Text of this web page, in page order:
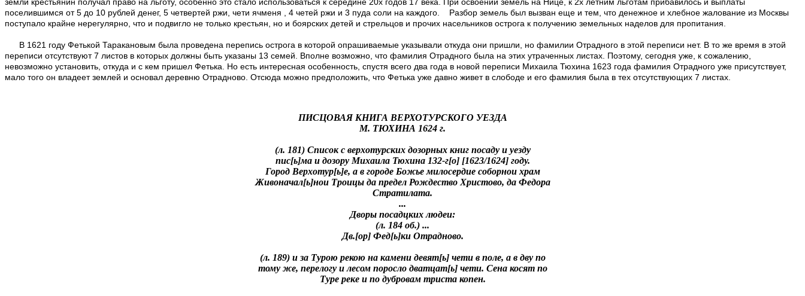
поселившимся от 5 до 10 рублей денег, 5 четвертей ржи, чети ячменя , 4 четей ржи и 3 пуда соли на каждого. Разбор земель был вызван еще и тем, что денежное и хлебное жалование из Москвы
поступало крайне нерегулярно, что и подвигло не только крестьян, но и боярских детей и стрельцов и прочих насельников острога к получению земельных наделов для пропитания.
В 1621 году Фетькой Таракановым была проведена перепись острога в которой опрашиваемые указывали откуда они пришли, но фамилии Отрадного в этой переписи нет. В то же время в этой
переписи отсутствуют 7 листов в которых должны быть указаны 13 семей. Вполне возможно, что фамилия Отрадного была на этих утраченных листах. Поэтому, сегодня уже, к сожалению,
невозможно установить, откуда и с кем пришел Фетька. Но есть интересная особенность, спустя всего два года в новой переписи Михаила Тюхина 1623 года фамилия Отрадного уже присутствует,
мало того он владеет землей и основал деревню Отрадново. Отсюда можно предположить, что Фетька уже давно живет в слободе и его фамилия была в тех отсутствующих 7 листах.
ПИСЦОВАЯ КНИГА ВЕРХОТУРСКОГО УЕЗДА
М. ТЮХИНА 1624 г.
(л. 181) Список с верхотурских дозорных книг посаду и уезду
пис[ь]ма и дозору Михаила Тюхина 132-г[о] [1623/1624] году.
Город Верхотур[ь]е, а в городе Божье милосердие соборнои храм
Живоначал[ь]нои Троицы да предел Рождество Христово, да Федора
Стратилата.
...
Дворы посадцких людеи:
(л. 184 об.) ...
Дв.[ор] Фед[ь]ки Отрадново.
(л. 189) и за Турою рекою на камени девят[ь] чети в поле, а в дву по
тому же, перелогу и лесом поросло дватцат[ь] чети. Сена косят по
Туре реке и по дубровам триста копен.